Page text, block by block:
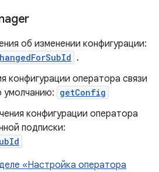
об изменении конфигурации:
.
конфигурации оператора связи
умолчанию: getConfig
конфигурации оператора
подписки:
«Настройка оператора